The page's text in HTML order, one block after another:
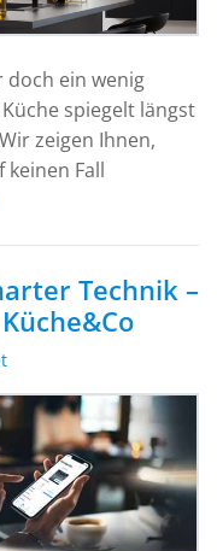
doch ein wenig
spiegelt längst
zeigen Ihnen,
keinen Fall
Technik –